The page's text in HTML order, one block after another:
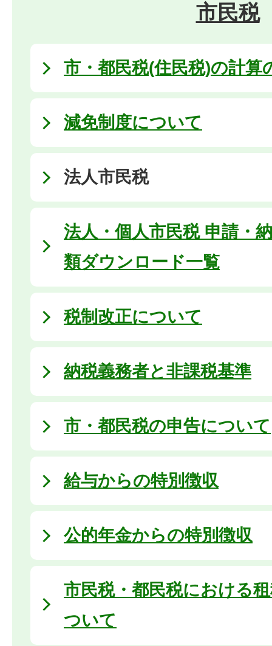
市民税
市・都民税(住民税)の計算
減免制度について
法人市民税
法人・個人市民税 申請・
類ダウンロード一覧
税制改正について
納税義務者と非課税基準
市・都民税の申告について
給与からの特別徴収
公的年金からの特別徴収
市民税・都民税における
ついて